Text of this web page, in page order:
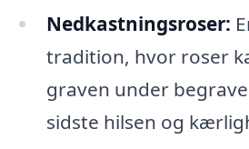
Nedkastningsroser:
tradition, hvor roser
graven under
sidste hilsen og